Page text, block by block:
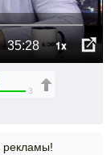
35:28 1x
3
рекламы!